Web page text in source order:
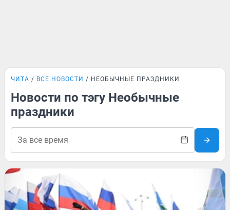
ЧИТА ВСЕ НОВОСТИ НЕОБЫЧНЫЕ ПРАЗДНИКИ
Новости по тэгу Необычные
праздники